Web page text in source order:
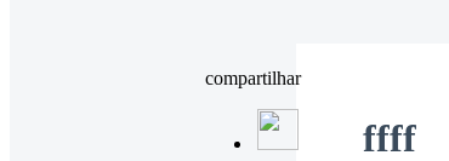
compartilhar
ffff